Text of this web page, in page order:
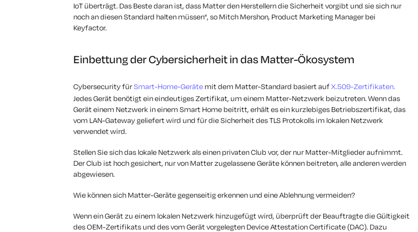
IoT überträgt. Das Beste daran ist, dass Matter den Herstellern die Sicherheit vorgibt und sie sich nur
noch an diesen Standard halten müssen", so Mitch Mershon, Product Marketing Manager bei
Keyfactor.
Einbettung der Cybersicherheit in das Matter-Ökosystem
Cybersecurity fürSmart-Home-Geräte mit dem Matter-Standard basiert aufX.509-Zertifikaten.
Jedes Gerät benötigt ein eindeutiges Zertifikat, um einem Matter-Netzwerk beizutreten. Wenn das
Gerät einem Netzwerk in einem Smart Home beitritt, erhält es ein kurzlebiges Betriebszertifikat, das
vom LAN-Gateway geliefert wird und für die Sicherheit des TLS Protokolls im lokalen Netzwerk
verwendet wird.
Stellen Sie sich das lokale Netzwerk als einen privaten Club vor, der nur Matter-Mitglieder aufnimmt.
Der Club ist hoch gesichert, nur von Matter zugelassene Geräte können beitreten, alle anderen werden
abgewiesen.
Wie können sich Matter-Geräte gegenseitig erkennen und eine Ablehnung vermeiden?
Wenn ein Gerät zu einem lokalen Netzwerk hinzugefügt wird, überprüft der Beauftragte die Gültigkeit
des OEM-Zertifikats und des vom Gerät vorgelegten Device Attestation Certificate (DAC). Dazu